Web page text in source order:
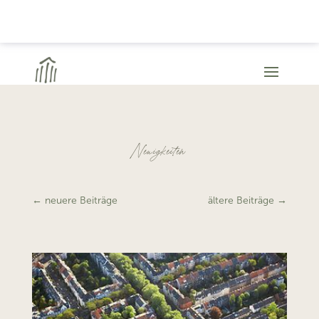
Neuigkeiten
← neuere Beiträge ältere Beiträge →